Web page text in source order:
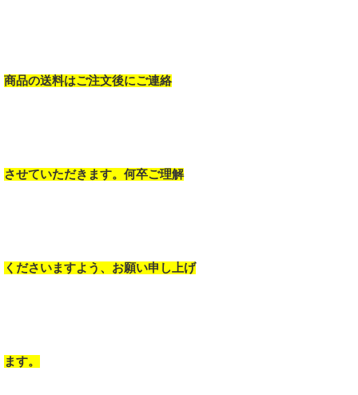
商品の送料はご注文後にご連絡
させていただきます。何卒ご理解
くださいますよう、お願い申し上げ
ます。